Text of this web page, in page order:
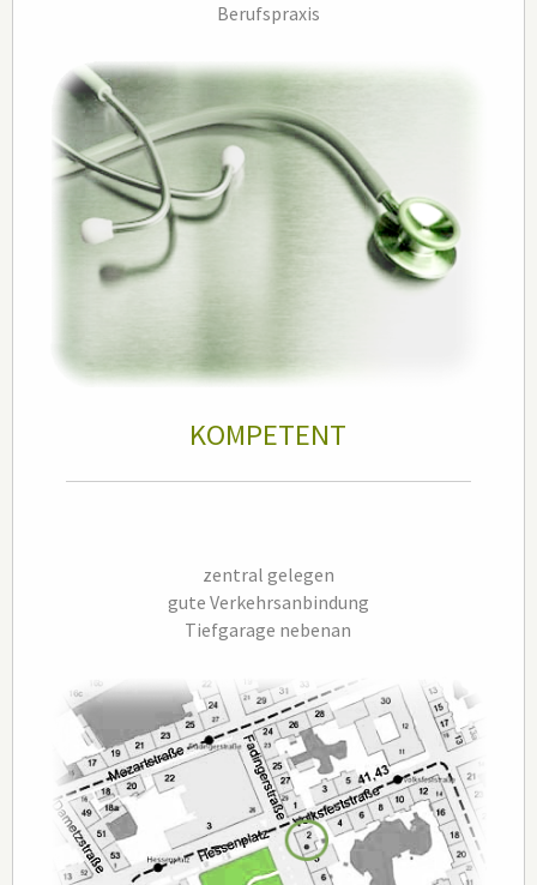
Berufspraxis
KOMPETENT
zentral gelegen
gute Verkehrsanbindung
Tiefgarage nebenan